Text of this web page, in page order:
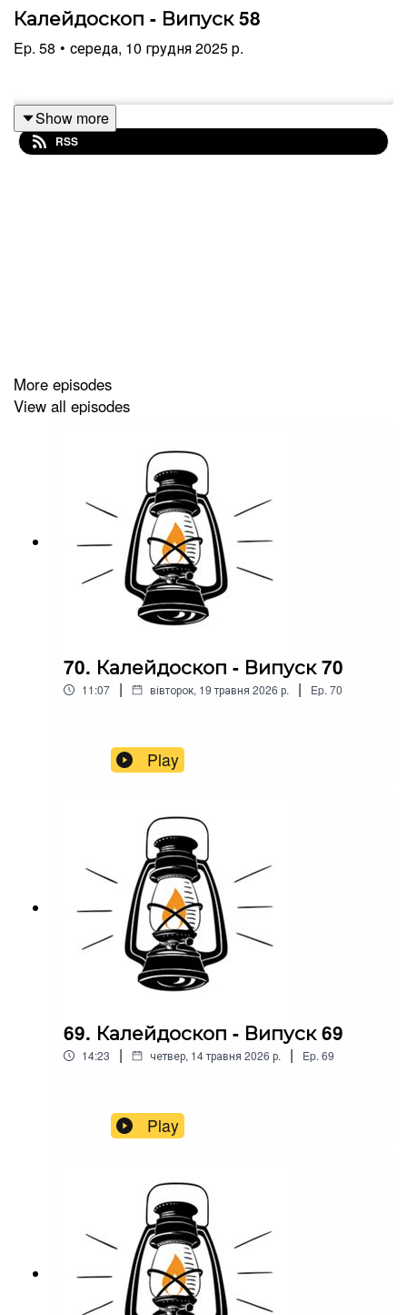
Калейдоскоп - Випуск 58
Ep. 58 • середа, 10 грудня 2025 р.
Show more
RSS
More episodes
View all episodes
70. Калейдоскоп - Випуск 70
11:07 | вівторок, 19 травня 2026 р. | Ep. 70
Play
69. Калейдоскоп - Випуск 69
14:23 | четвер, 14 травня 2026 р. | Ep. 69
Play